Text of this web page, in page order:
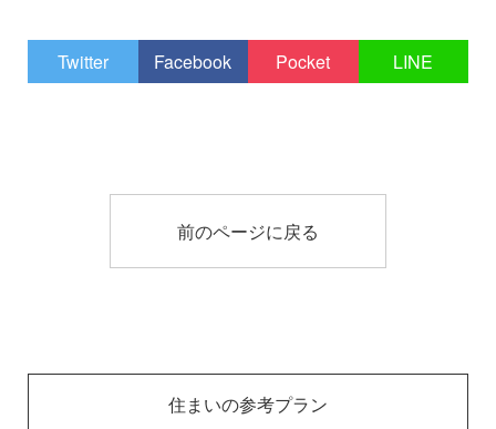
Twitter Facebook Pocket LINE
前のページに戻る
住まいの参考プラン